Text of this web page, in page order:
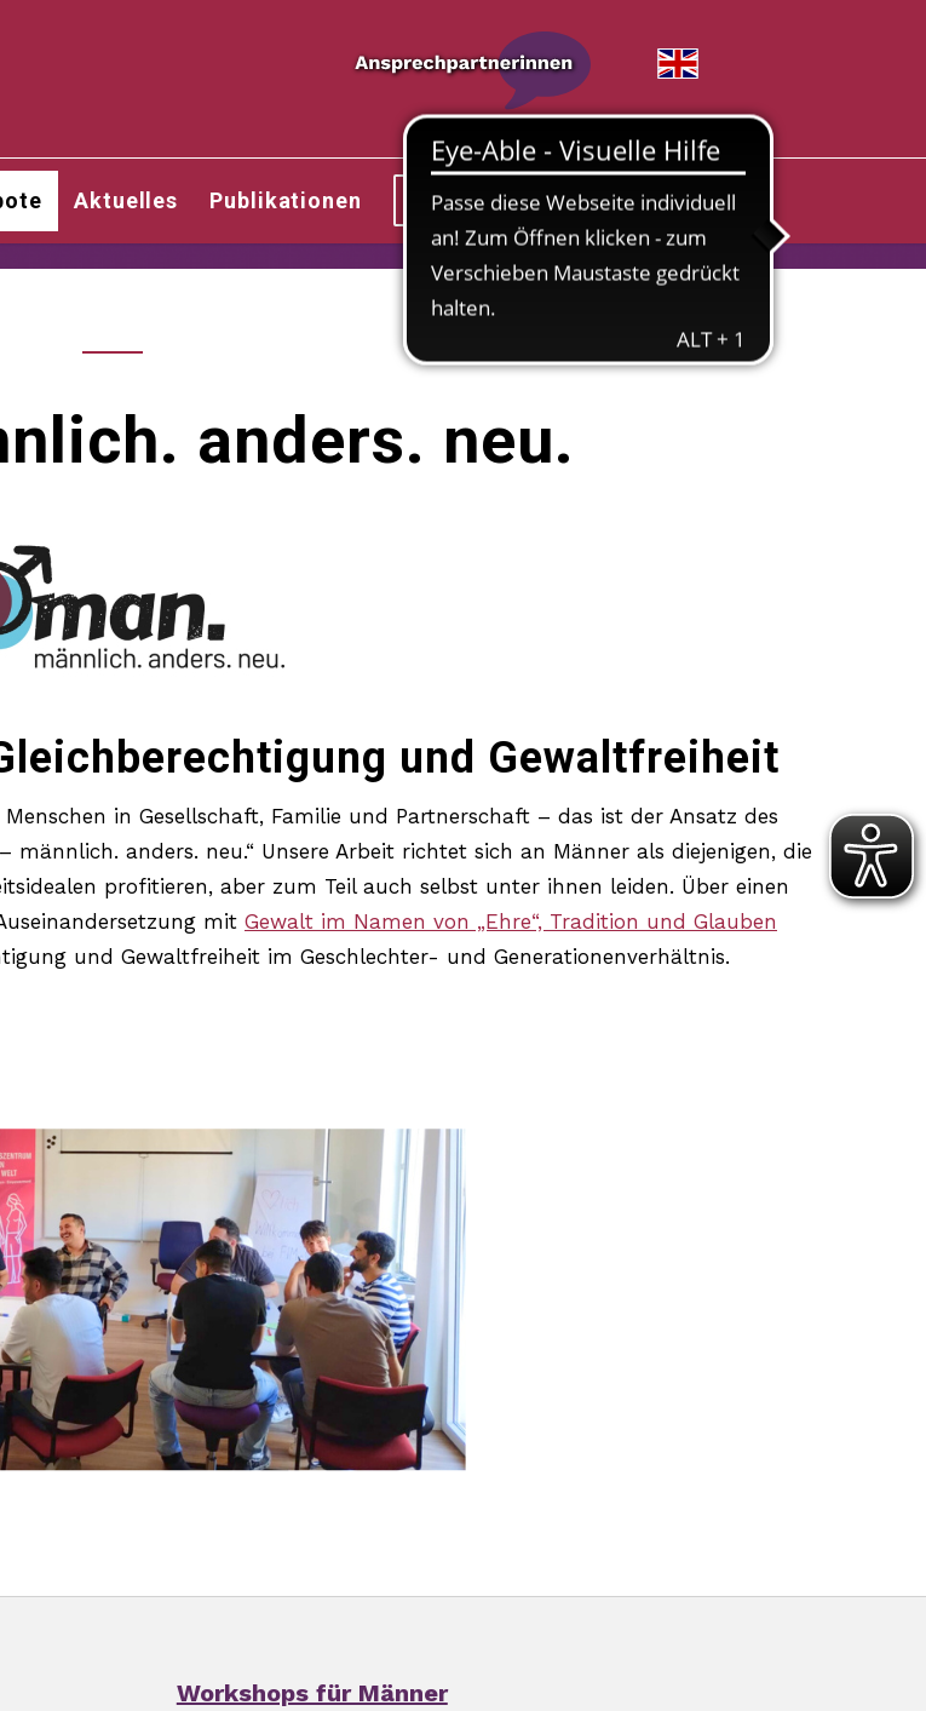
Aktuelles Publikationen Spenden & Unterstützen
anders. neu.
und Gewaltfreiheit
in Gesellschaft, Familie und Partnerschaft – das ist der Ansatz des
anders. neu.“ Unsere Arbeit richtet sich an Männer als diejenigen, die
profitieren, aber zum Teil auch selbst unter ihnen leiden. Über einen
mit Gewalt im Namen von „Ehre“, Tradition und Glauben
und Gewaltfreiheit im Geschlechter- und Generationenverhältnis.
Workshops für Männer